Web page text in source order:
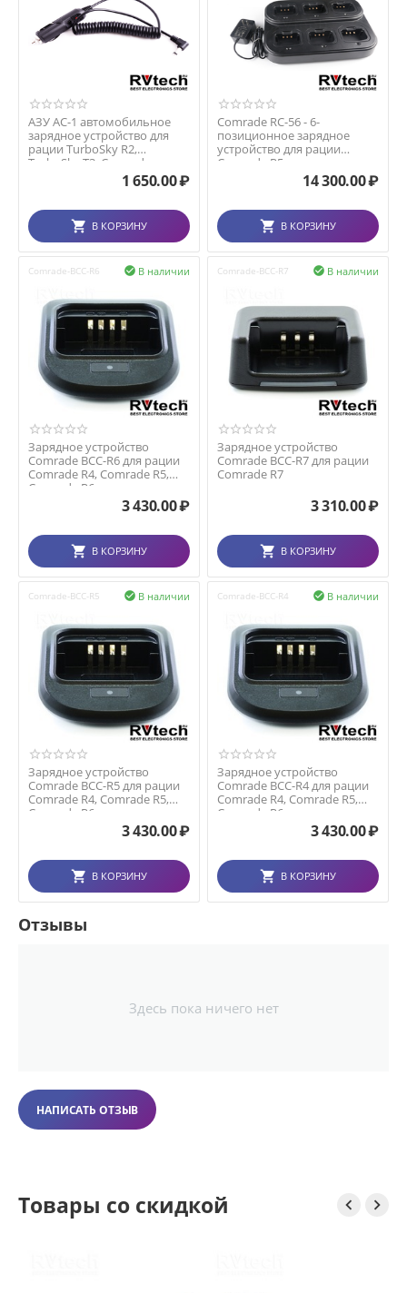
АЗУ AC-1 автомобильное
зарядное устройство для
рации TurboSky R2,
TurboSky T3, Comrade ...
1 650.00₽
В КОРЗИНУ
Comrade RC-56 - 6-
позиционное зарядное
устройство для рации
Comrade R5
14 300.00₽
В КОРЗИНУ
Comrade-BCC-R6 В наличии

Зарядное устройство
Comrade BCC-R6 для рации
Comrade R4, Comrade R5,
Comrade R6
3 430.00₽
В КОРЗИНУ
Comrade-BCC-R7 В наличии

Зарядное устройство
Comrade BCC-R7 для рации
Comrade R7
3 310.00₽
В КОРЗИНУ
Comrade-BCC-R5 В наличии

Зарядное устройство
Comrade BCC-R5 для рации
Comrade R4, Comrade R5,
Comrade R6
3 430.00₽
В КОРЗИНУ
Comrade-BCC-R4 В наличии

Зарядное устройство
Comrade BCC-R4 для рации
Comrade R4, Comrade R5,
Comrade R6
3 430.00₽
В КОРЗИНУ
Отзывы
Здесь пока ничего нет
НАПИСАТЬ ОТЗЫВ
Товары со скидкой  